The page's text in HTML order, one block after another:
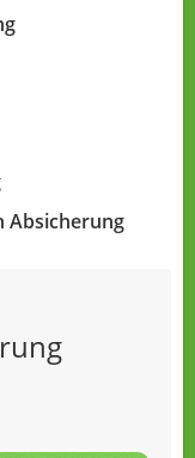
Absicherung